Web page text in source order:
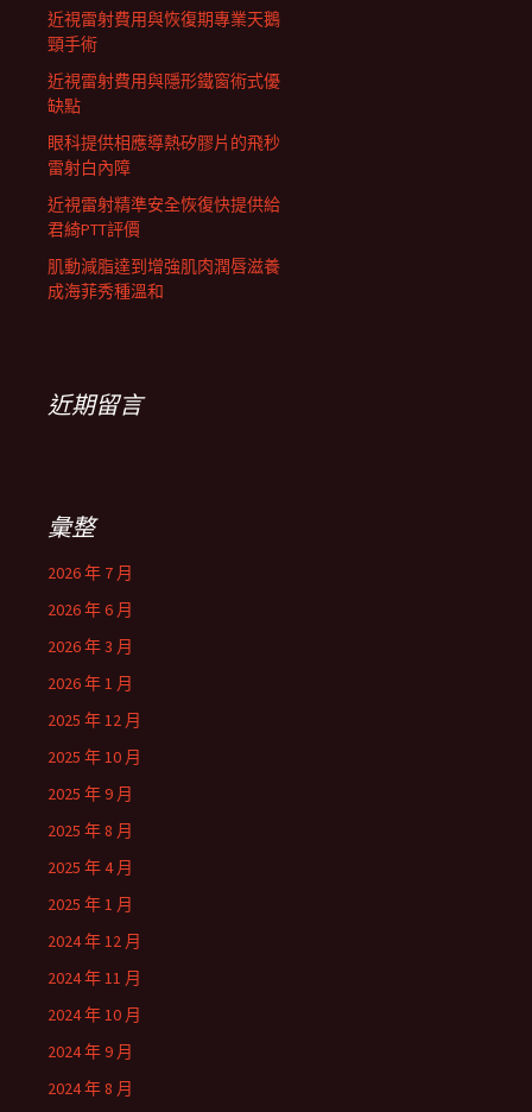
近視雷射費用與恢復期專業天鵝
頸手術
近視雷射費用與隱形鐵窗術式優
缺點
眼科提供相應導熱矽膠片的飛秒
雷射白內障
近視雷射精準安全恢復快提供給
君綺PTT評價
肌動減脂達到增強肌肉潤唇滋養
成海菲秀種溫和
近期留言
彙整
2026 年 7 月
2026 年 6 月
2026 年 3 月
2026 年 1 月
2025 年 12 月
2025 年 10 月
2025 年 9 月
2025 年 8 月
2025 年 4 月
2025 年 1 月
2024 年 12 月
2024 年 11 月
2024 年 10 月
2024 年 9 月
2024 年 8 月